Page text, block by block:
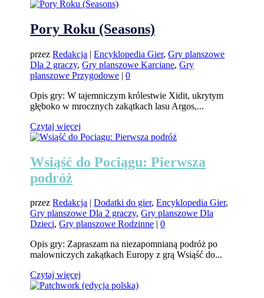
Pory Roku (Seasons)
przezRedakcja |Encyklopedia Gier,Gry planszowe
Dla 2 graczy,Gry planszowe Karciane,Gry
planszowe Przygodowe |0
Opis gry: W tajemniczym królestwie Xidit, ukrytym
głęboko w mrocznych zakątkach lasu Argos,...
Czytaj więcej
Wsiąść do Pociągu: Pierwsza
podróż
przezRedakcja |Dodatki do gier,Encyklopedia Gier,
Gry planszowe Dla 2 graczy,Gry planszowe Dla
Dzieci,Gry planszowe Rodzinne |0
Opis gry: Zapraszam na niezapomnianą podróż po
malowniczych zakątkach Europy z grą Wsiąść do...
Czytaj więcej